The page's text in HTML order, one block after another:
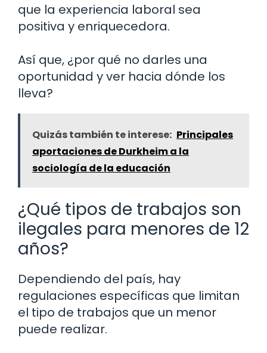
que la experiencia laboral sea
positiva y enriquecedora.
Así que, ¿por qué no darles una
oportunidad y ver hacia dónde los
lleva?
Quizás también te interese: Principales
aportaciones de Durkheim a la
sociología de la educación
¿Qué tipos de trabajos son
ilegales para menores de 12
años?
Dependiendo del país, hay
regulaciones específicas que limitan
el tipo de trabajos que un menor
puede realizar.